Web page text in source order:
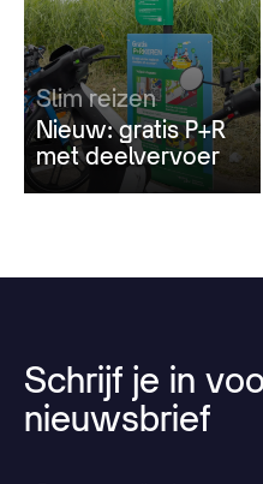
Slim reizen
Nieuw: gratis P+R
met deelvervoer
Schrijf je in
nieuwsbrief